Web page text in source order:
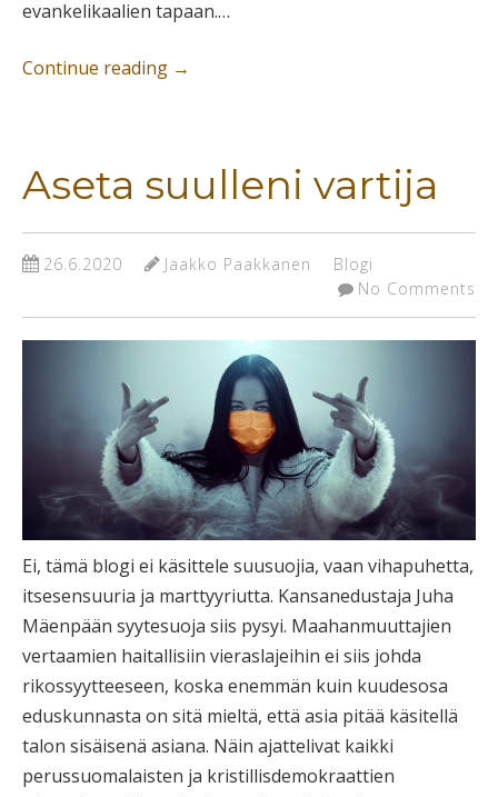
evankelikaalien tapaan.…
Continue reading →
Aseta suulleni vartija
26.6.2020 Jaakko Paakkanen
Blogi
No Comments
Ei, tämä blogi ei käsittele suusuojia, vaan vihapuhetta,
itsesensuuria ja marttyyriutta. Kansanedustaja Juha
Mäenpään syytesuoja siis pysyi. Maahanmuuttajien
vertaamien haitallisiin vieraslajeihin ei siis johda
rikossyytteeseen, koska enemmän kuin kuudesosa
eduskunnasta on sitä mieltä, että asia pitää käsitellä
talon sisäisenä asiana. Näin ajattelivat kaikki
perussuomalaisten ja kristillisdemokraattien